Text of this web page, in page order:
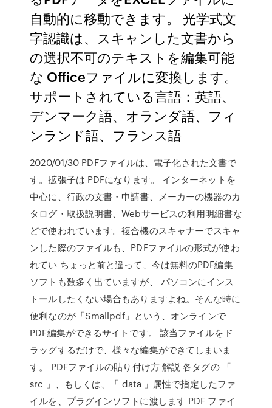
自動的に移動できます。 光学式文
字認識は、スキャンした文書から
の選択不可のテキストを編集可能
な Officeファイルに変換します。
サポートされている言語：英語、
デンマーク語、オランダ語、フィ
ンランド語、フランス語
2020/01/30 PDFファイルは、電子化された文書で
す。拡張子は PDFになります。 インターネットを
中心に、行政の文書・申請書、メーカーの機器のカ
タログ・取扱説明書、Webサービスの利用明細書な
どで使われています。複合機のスキャナーでスキャ
ンした際のファイルも、PDFファイルの形式が使わ
れてい ちょっと前と違って、今は無料のPDF編集
ソフトも数多く出ていますが、 パソコンにインス
トールしたくない場合もありますよね。そんな時に
便利なのが「Smallpdf」という、オンラインで
PDF編集ができるサイトです。 該当ファイルをド
ラッグするだけで、様々な編集ができてしまいま
す。 PDFファイルの貼り付け方 解説 各タグの 「
src 」、もしくは、「 data 」属性で指定したファ
イルを、プラグインソフトに渡します PDF ファイ